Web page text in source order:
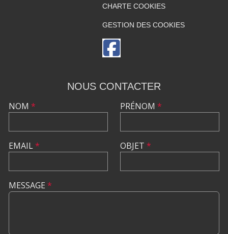
CHARTE COOKIES
GESTION DES COOKIES
NOUS CONTACTER
NOM *
EMAIL*
PRÉNOM *
OBJET *
MESSAGE *